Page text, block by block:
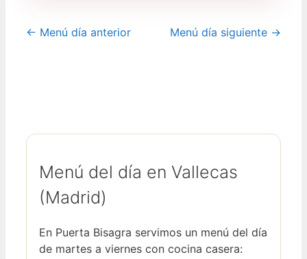
← Menú día anterior Menú día siguiente →
Menú del día en Vallecas
(Madrid)
En Puerta Bisagra servimos un menú del día
de martes a viernes con cocina casera: